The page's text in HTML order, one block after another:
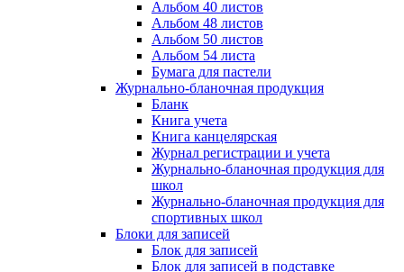
Альбом 40 листов
Альбом 48 листов
Альбом 50 листов
Альбом 54 листа
Бумага для пастели
Журнально-бланочная продукция
Бланк
Книга учета
Книга канцелярская
Журнал регистрации и учета
Журнально-бланочная продукция для
школ
Журнально-бланочная продукция для
спортивных школ
Блоки для записей
Блок для записей
Блок для записей в подставке